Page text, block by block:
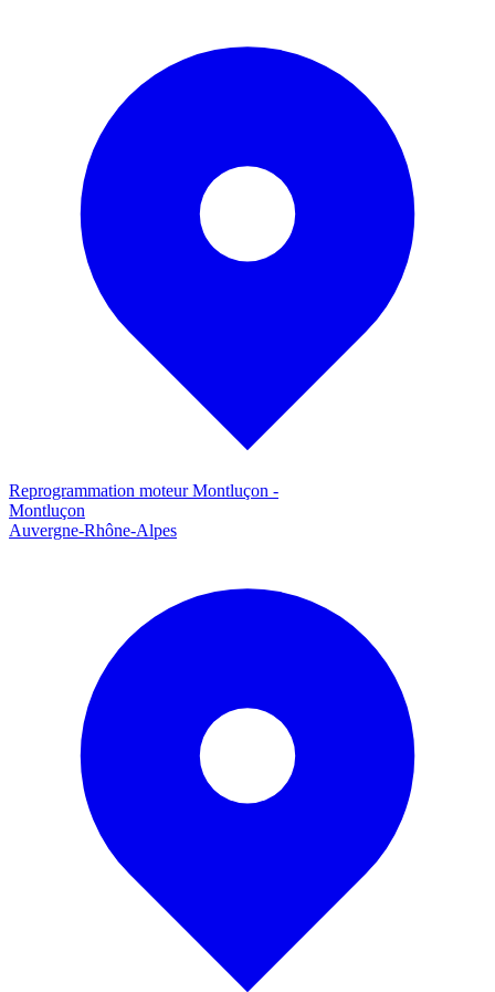
Reprogrammation moteurMontluçon -
Montluçon
Auvergne-Rhône-Alpes